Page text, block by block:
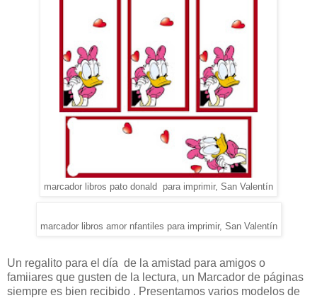
marcador libros pato donald para imprimir, San Valentín
marcador libros amor nfantiles para imprimir, San Valentín
Un regalito para el día de la amistad para amigos o
famiiares que gusten de la lectura, un Marcador de páginas
siempre es bien recibido . Presentamos varios modelos de